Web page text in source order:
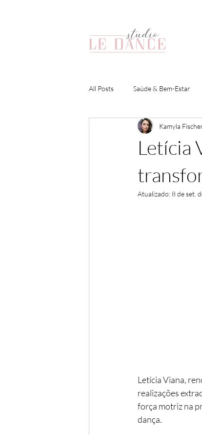
All Posts Saúde & Bem-Estar
Competições 2023
Letícia
Kamyla
Atualizado:8 de set.
Letícia Viana,
realizações
força motriz na
dança.